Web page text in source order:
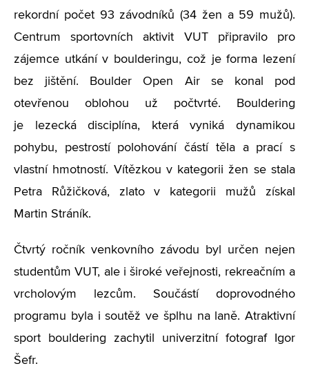
rekordní počet 93 závodníků (34 žen a 59 mužů).
Centrum sportovních aktivit VUT připravilo pro
zájemce utkání v boulderingu, což je forma lezení
bez jištění. Boulder Open Air se konal pod
otevřenou oblohou už počtvrté. Bouldering
je lezecká disciplína, která vyniká dynamikou
pohybu, pestrostí polohování částí těla a prací s
vlastní hmotností. Vítězkou v kategorii žen se stala
Petra Růžičková, zlato v kategorii mužů získal
Martin Stráník.
Čtvrtý ročník venkovního závodu byl určen nejen
studentům VUT, ale i široké veřejnosti, rekreačním a
vrcholovým lezcům. Součástí doprovodného
programu byla i soutěž ve šplhu na laně. Atraktivní
sport bouldering zachytil univerzitní fotograf Igor
Šefr.